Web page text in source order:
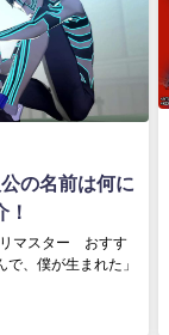
の名前は何に
マスター おすす
、僕が生まれた」